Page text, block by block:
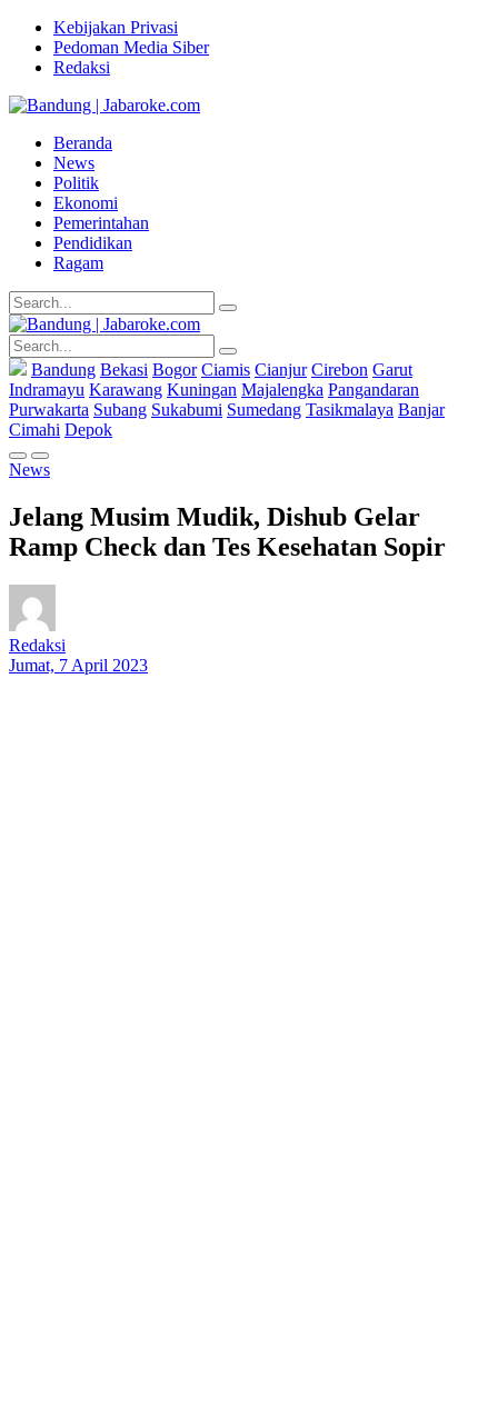
Kebijakan Privasi
Pedoman Media Siber
Redaksi
Beranda
News
Politik
Ekonomi
Pemerintahan
Pendidikan
Ragam
Bandung Bekasi Bogor Ciamis Cianjur Cirebon Garut
Indramayu Karawang Kuningan Majalengka Pangandaran
Purwakarta Subang Sukabumi Sumedang Tasikmalaya Banjar
Cimahi Depok
News
Jelang Musim Mudik, Dishub Gelar
Ramp Check dan Tes Kesehatan Sopir
Redaksi
Jumat, 7 April 2023